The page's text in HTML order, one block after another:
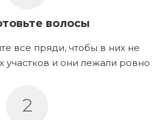
волосы
все пряди, чтобы в них не
участков и они лежали ровно
2